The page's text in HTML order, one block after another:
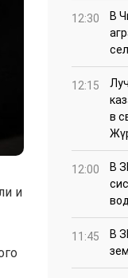
и
12:30
В
12:15
в
12:00
В
11:45
В